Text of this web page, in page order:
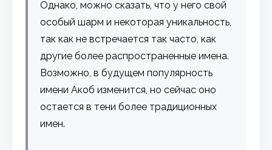
Однако, можно сказать, что у него свой
особый шарм и некоторая уникальность,
так как не встречается так часто, как
другие более распространенные имена.
Возможно, в будущем популярность
имени Акоб изменится, но сейчас оно
остается в тени более традиционных
имен.